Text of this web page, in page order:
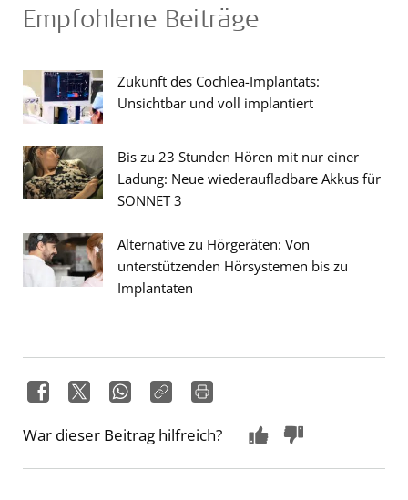
Empfohlene Beiträge
Zukunft des Cochlea-Implantats:
Unsichtbar und voll implantiert
Bis zu 23 Stunden Hören mit nur einer
Ladung: Neue wiederaufladbare Akkus für
SONNET 3
Alternative zu Hörgeräten: Von
unterstützenden Hörsystemen bis zu
Implantaten
War dieser Beitrag hilfreich?